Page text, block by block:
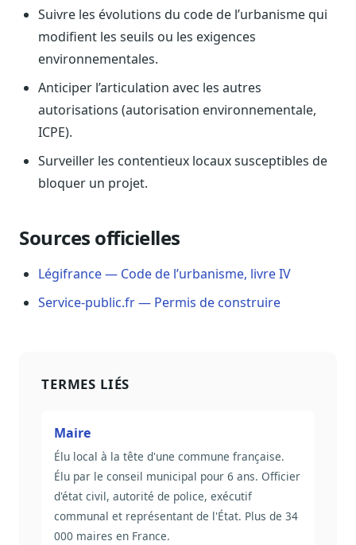
Kit média, contacts
Suivre les évolutions du code de l’urbanisme qui
modifient les seuils ou les exigences
environnementales.
Anticiper l’articulation avec les autres
autorisations (autorisation environnementale,
ICPE).
Surveiller les contentieux locaux susceptibles de
bloquer un projet.
Sources officielles
Légifrance — Code de l’urbanisme, livre IV
Service-public.fr — Permis de construire
TERMES LIÉS
Maire
Élu local à la tête d'une commune française.
Élu par le conseil municipal pour 6 ans. Officier
d'état civil, autorité de police, exécutif
communal et représentant de l'État. Plus de 34
000 maires en France.